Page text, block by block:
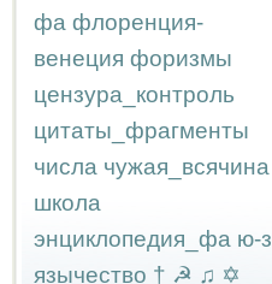
фа флоренция-
венеция форизмы
цензура_контроль
цитаты_фрагменты
числа чужая_всячина
школа
энциклопедия_фа ю-з
язычество † ☭ ♫ ✡